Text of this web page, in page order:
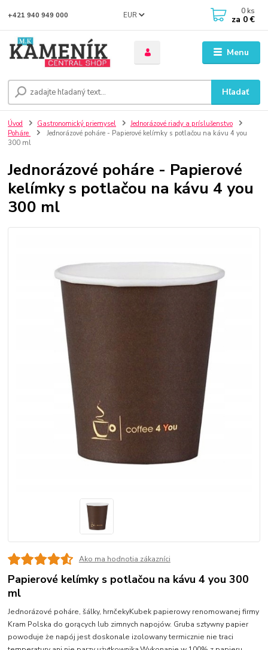
Menu
EUR
Hľadať
+421 940 949 000 0 ks
za 0 €
Úvod Gastronomický priemysel
Jednorázové riady a príslušenstvo
Poháre
Jednorázové poháre - Papierové kelímky s potlačou na kávu 4 you
300 ml
Jednorázové poháre - Papierové
kelímky s potlačou na kávu 4 you
300 ml
Ako ma hodnotia zákazníci
Papierové kelímky s potlačou na kávu 4 you 300
ml
Jednorázové poháre, šálky, hrnčekyKubek papierowy renomowanej firmy
Kram Polska do gorących lub zimnych napojów. Gruba sztywny papier
powoduje że napój jest doskonale izolowany termicznie nie traci